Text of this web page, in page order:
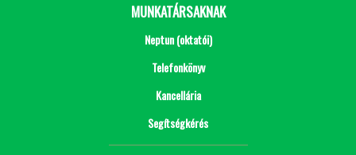
MUNKATÁRSAKNAK
Neptun (oktatói)
Telefonkönyv
Kancellária
Segítségkérés